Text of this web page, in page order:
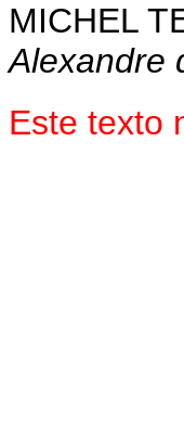
MICHEL
Alexandre
Este texto